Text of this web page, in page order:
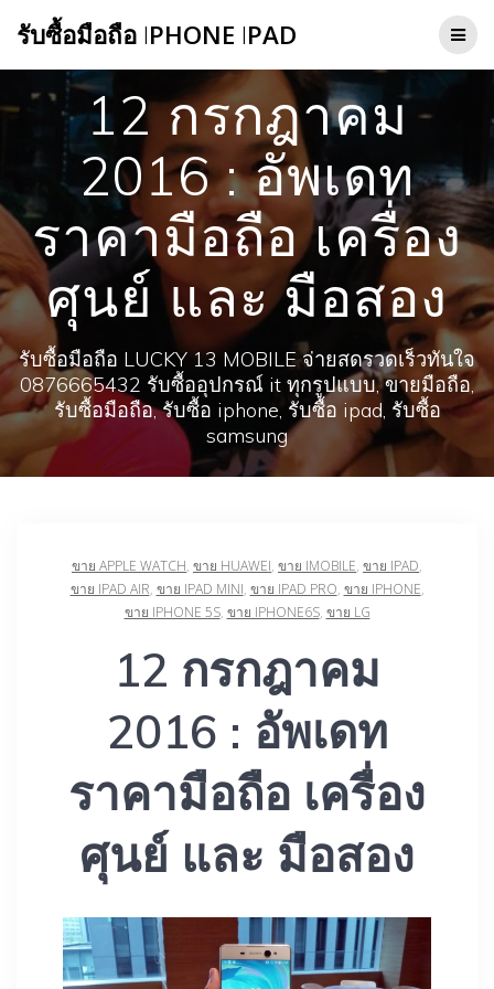
to
รับซื้อมือถือ IPHONE IPAD
12 กรกฎาคม
2016 : อัพเดท
ราคามือถือ เครื่อง
ศุนย์ และ มือสอง
รับซื้อมือถือ LUCKY 13 MOBILE จ่ายสดรวดเร็วทันใจ
0876665432 รับซื้ออุปกรณ์ it ทุกรูปแบบ, ขายมือถือ,
รับซื้อมือถือ, รับซื้อ iphone, รับซื้อ ipad, รับซื้อ
samsung
ขาย APPLE WATCH, ขาย HUAWEI, ขาย IMOBILE, ขาย IPAD,
ขาย IPAD AIR, ขาย IPAD MINI, ขาย IPAD PRO, ขาย IPHONE,
ขาย IPHONE 5S, ขาย ‎IPHONE6S‬‪, ขาย LG
12 กรกฎาคม
2016 : อัพเดท
ราคามือถือ เครื่อง
ศุนย์ และ มือสอง